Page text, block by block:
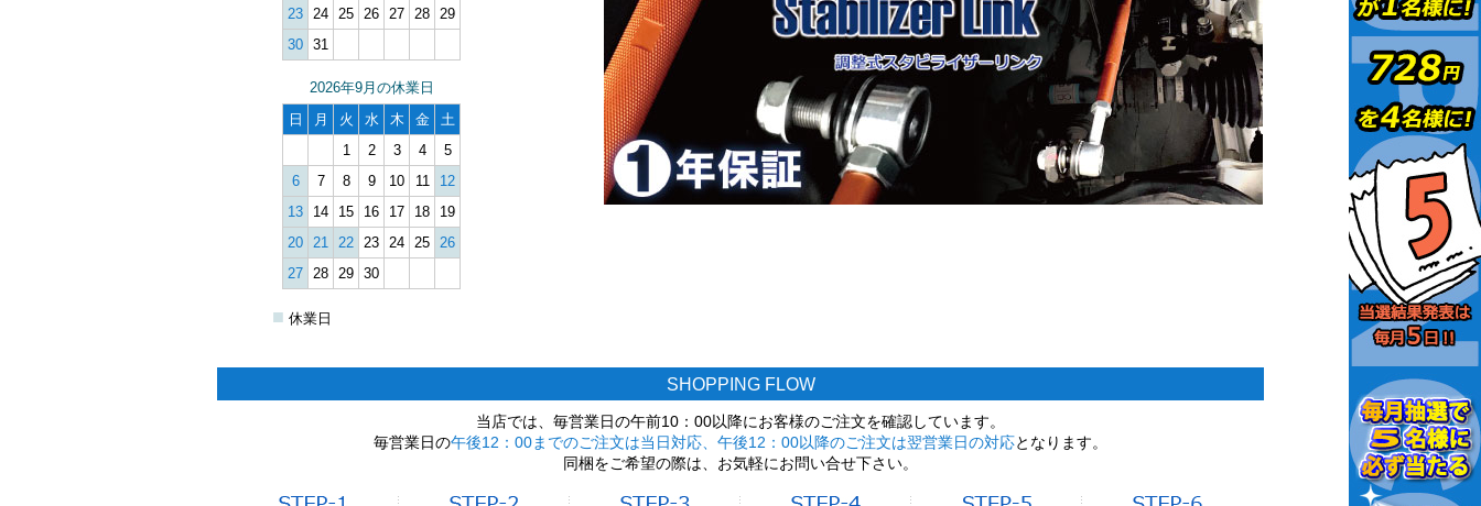
23 24 25 26 27 28 29
30 31
2026年9月の休業日
日
月 火 水 木 金
土
1
2 3 4
5
6
7 8 9 10 11
12
13
14 15 16 17 18
19
20 21 22 23 24 25 26
27 28 29 30
■ 休業日
SHOPPING FLOW
当店では、毎営業日の午前10：00以降にお客様のご注文を確認しています。
毎営業日の午後12：00までのご注文は当日対応、午後12：00以降のご注文は翌営業日の対応となります。
同梱をご希望の際は、お気軽にお問い合せ下さい。